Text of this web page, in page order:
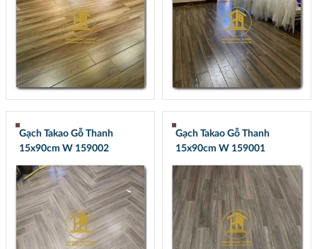
Gạch Takao Gỗ Thanh
15x90cm W 159002
Gạch Takao Gỗ Thanh
15x90cm W 159001